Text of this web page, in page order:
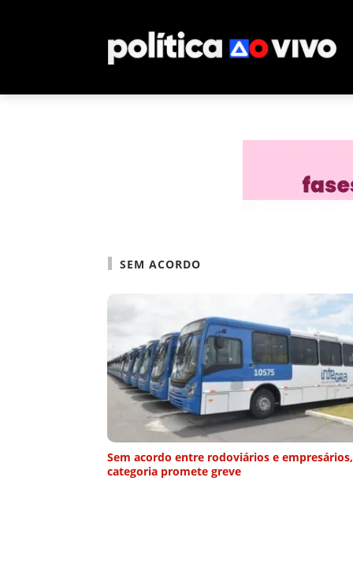
SEM ACORDO
Sem acordo entre rodoviários e empresários,
categoria promete greve